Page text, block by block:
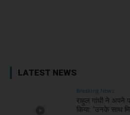
LATEST NEWS
Breaking News
राहुल गांधी ने अपने
किया: ‘उनके साथ